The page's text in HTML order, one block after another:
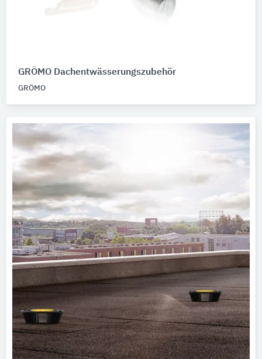
GRÖMO Dachentwässerungszubehör
GRÖMO